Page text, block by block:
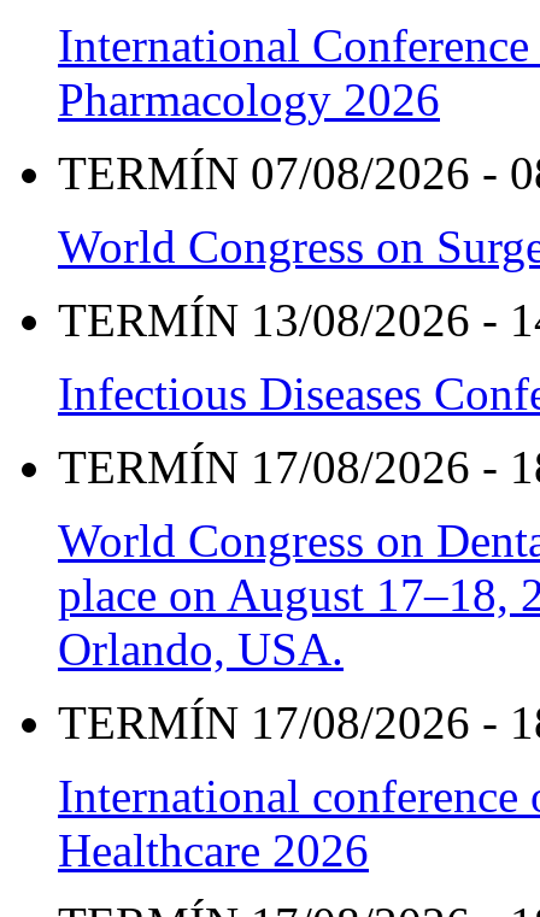
International
Pharmacology 2026
TERMÍN 07/08/2026 -
World Congress on
TERMÍN 13/08/2026 -
Infectious Diseases
TERMÍN 17/08/2026 -
World Congress on
place on August 17–18,
Orlando, USA.
TERMÍN 17/08/2026 -
International
Healthcare 2026